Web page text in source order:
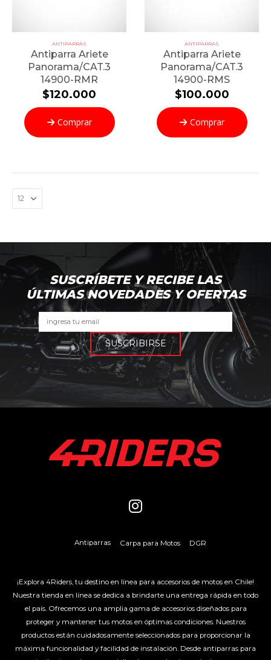
ANTIPARRAS
Antiparra Ariete
Panorama/CAT.3
14900-RMR
$120.000
Comprar
ANTIPARRAS
Antiparra Ariete
Panorama/CAT.3
14900-RMS
$100.000
Comprar
SUSCRÍBETE Y RECIBE LAS
ÚLTIMAS NOVEDADES Y OFERTAS
Antiparras Carpa para Motos DGR
¡Explora 4Riders, tu destino en línea para accesorios de motos en Chile!
Nuestra tienda en línea se dedica a brindarte una entrega rápida en todo
el país. Ofrecemos una amplia gama de accesorios diseñados para
proteger y mantener tus motos en óptimas condiciones. Nuestros
productos están cuidadosamente seleccionados para proporcionar la
máxima funcionalidad y facilidad de instalación. Desde antiparras para